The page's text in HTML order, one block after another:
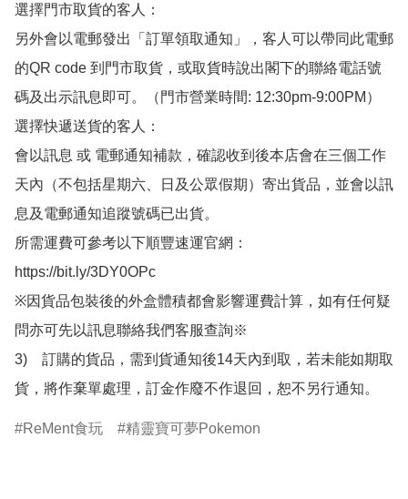
選擇門市取貨的客人：
另外會以電郵發出「訂單領取通知」，客人可以帶同此電郵
的QR code 到門市取貨，或取貨時說出閣下的聯絡電話號
碼及出示訊息即可。（門市營業時間: 12:30pm-9:00PM）
選擇快遞送貨的客人：
會以訊息 或 電郵通知補款，確認收到後本店會在三個工作
天內（不包括星期六、日及公眾假期）寄出貨品，並會以訊
息及電郵通知追蹤號碼已出貨。
所需運費可參考以下順豐速運官網：
https://bit.ly/3DY0OPc
※因貨品包裝後的外盒體積都會影響運費計算，如有任何疑
問亦可先以訊息聯絡我們客服查詢※
3)　訂購的貨品，需到貨通知後14天內到取，若未能如期取
貨，將作棄單處理，訂金作廢不作退回，恕不另行通知。
ReMent食玩 精靈寶可夢Pokemon